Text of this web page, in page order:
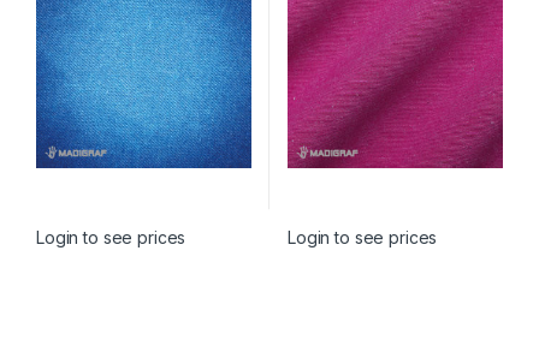
Login to see prices Login to see prices